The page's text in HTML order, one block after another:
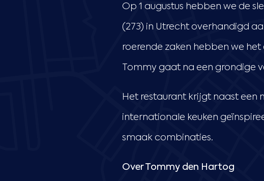
Op 1 augustus hebben we de
(273) in Utrecht overhandigd
roerende zaken hebben we
Tommy gaat na een grondige
Het restaurant krijgt naast een
internationale keuken
smaak combinaties.
Over Tommy den Hartog